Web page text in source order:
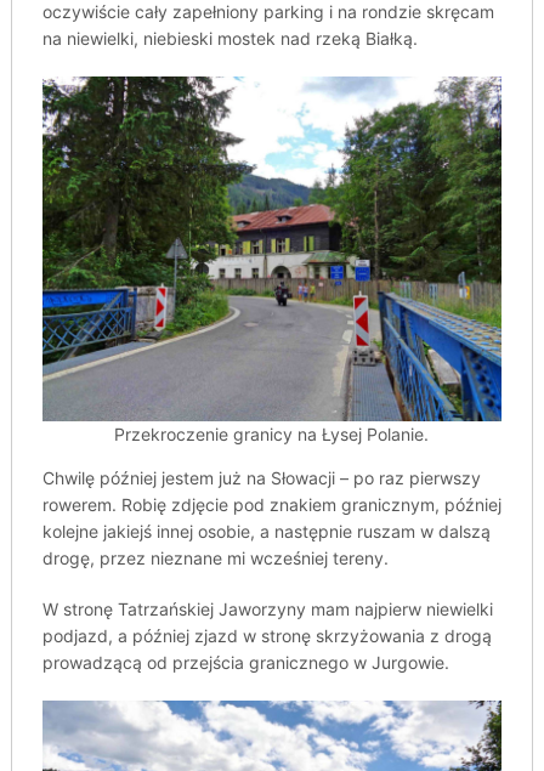
oczywiście cały zapełniony parking i na rondzie skręcam
na niewielki, niebieski mostek nad rzeką Białką.
Przekroczenie granicy na Łysej Polanie.
Chwilę później jestem już na Słowacji – po raz pierwszy
rowerem. Robię zdjęcie pod znakiem granicznym, później
kolejne jakiejś innej osobie, a następnie ruszam w dalszą
drogę, przez nieznane mi wcześniej tereny.
W stronę Tatrzańskiej Jaworzyny mam najpierw niewielki
podjazd, a później zjazd w stronę skrzyżowania z drogą
prowadzącą od przejścia granicznego w Jurgowie.